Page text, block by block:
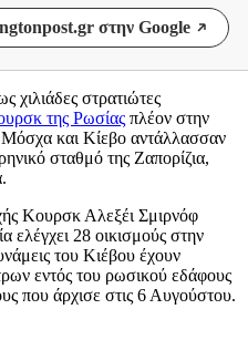
στην Google
χιλιάδες στρατιώτες
της Ρωσίας πλέον στην
και Κίεβο αντάλλασσαν
σταθμό της Ζαπορίζια,
Κουρσκ Αλεξέι Σμιρνόφ
ελέγχει 28 οικισμούς στην
του Κιέβου έχουν
εντός του ρωσικού εδάφους
που άρχισε στις 6 Αυγούστου.